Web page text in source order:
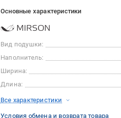
Основные характеристики
Вид подушки:
Наполнитель:
Ширина:
Длина:
Все характеристики
Условия обмена и возврата товара